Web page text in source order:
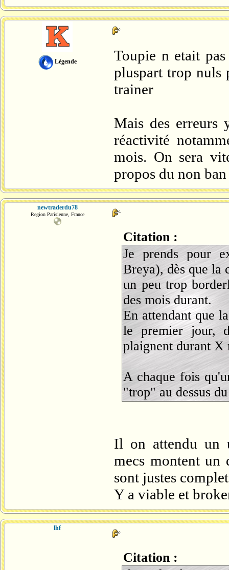
Légende
Toupie n etait
pluspart trop nuls
trainer
Mais des erreurs
réactivité
mois. On sera
propos du non
newtraderdu78
Region Parisienne, France
Citation :
Je prends pour
Breya), dès que la
un peu trop
des mois durant.
En attendant que
le premier jour,
plaignent durant X
A chaque fois
"trop" au dessus
Il on attendu un
mecs montent un
sont justes
Y a viable et
lhf
Citation :